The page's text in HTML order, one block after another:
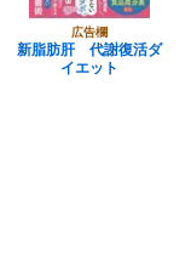
広告欄
新脂肪肝 代謝復活ダ
イエット